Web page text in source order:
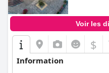
par ceux qui l'ont visité.
Voir les
$
Information